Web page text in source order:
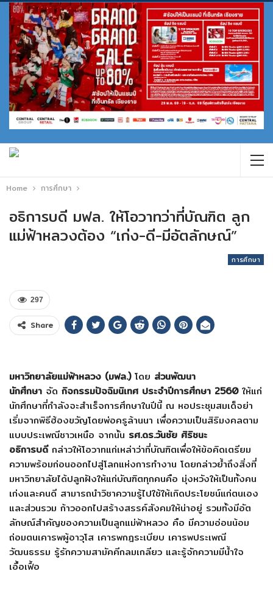
Home การศึกษา
อธิการบดี มฟล. ให้โอวาทว่าที่บัณฑิต ลูก
แม่ฟ้าหลวงต้อง “เก่ง-ดี-มีอัตลักษณ์”
การศึกษา
297
Share
มหาวิทยาลัยแม่ฟ้าหลวง (มฟล.)โดย ส่วนพัฒนา
นักศึกษา จัด กิจกรรมปัจฉิมนิเทศ ประจำปีการศึกษา 2560ให้แก่
นักศึกษาที่กำลังจะสำเร็จการศึกษาในปีนี้ ณ หอประชุมสมเด็จย่า
เริ่มจากพิธีฮ้องขวัญโดยพ่อครูล้านนา เพื่อความเป็นสิริมงคลตาม
แบบประเพณีชาวเหนือ จากนั้น รศ.ดร.วันชัย ศิริชนะ
อธิการบดีกล่าวให้โอวาทแก่เหล่าว่าที่บัณฑิตเพื่อให้ข้อคิดเตรียม
ความพร้อมก่อนออกไปสู่โลกแห่งการทำงาน โดยกล่าวย้ำถึงสิ่งที่
มหาวิทยาลัยได้ปลูกฝังให้แก่บัณฑิตทุกคนคือ มุ่งหวังให้เป็นทั้งคน
เก่งและคนดี สามารถนำวิชาความรู้ไปใช้ให้เกิดประโยชน์แก่ตนเอง
และส่วนรวม ก้าวออกไปสร้างสรรค์สังคมให้น่าอยู่ รวมทั้งมีอัต
ลักษณ์สำคัญของความเป็นลูกแม่ฟ้าหลวง คือ มีความอ่อนน้อม
ถ่อมตนเคารพผู้อาวุโส เคารพกฎระเบียบ เคารพประเพณี
วัฒนธรรม รู้รักความสามัคคีกลมเกลียว และรู้จักความมีน้ำใจ
เอื้อเฟื้อ